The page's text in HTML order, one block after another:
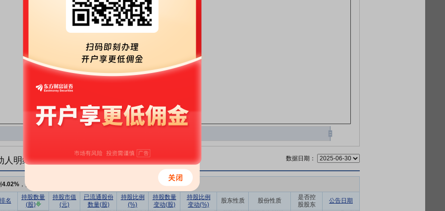
人明细 数据日期：
4.02% ，持股数量
名
持股数量
(股)
持股市值
(元)
已流通股份
数量(股)
持股比例
(%)
持股数量
变动(股)
持股比例
变动(%)
股东性质 股份性质
是否控
股股东
公告日期